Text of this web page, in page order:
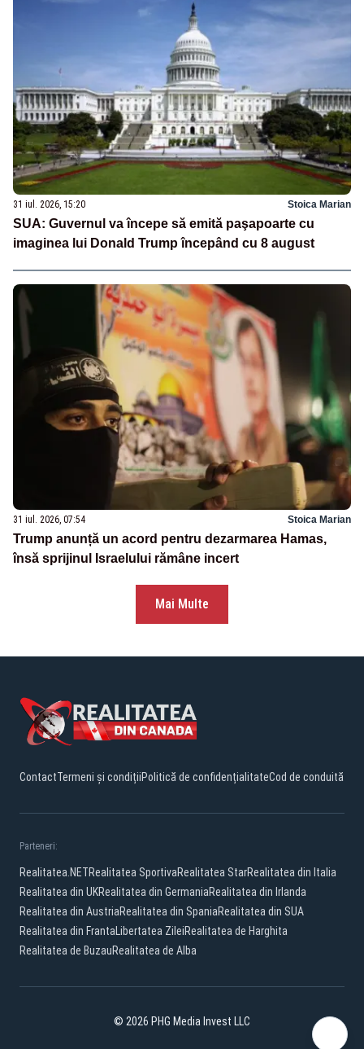
31 iul. 2026, 15:20 Stoica Marian
SUA: Guvernul va începe să emită paşapoarte cu
imaginea lui Donald Trump începând cu 8 august
31 iul. 2026, 07:54 Stoica Marian
Trump anunță un acord pentru dezarmarea Hamas,
însă sprijinul Israelului rămâne incert
Mai Multe
ContactTermeni și condițiiPolitică de confidențialitateCod de conduită
Parteneri:
Realitatea.NETRealitatea SportivaRealitatea StarRealitatea din Italia
Realitatea din UKRealitatea din GermaniaRealitatea din Irlanda
Realitatea din AustriaRealitatea din SpaniaRealitatea din SUA
Realitatea din FrantaLibertatea ZileiRealitatea de Harghita
Realitatea de BuzauRealitatea de Alba
© 2026 PHG Media Invest LLC